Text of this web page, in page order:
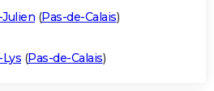
(Pas-de-Calais)
(Pas-de-Calais)